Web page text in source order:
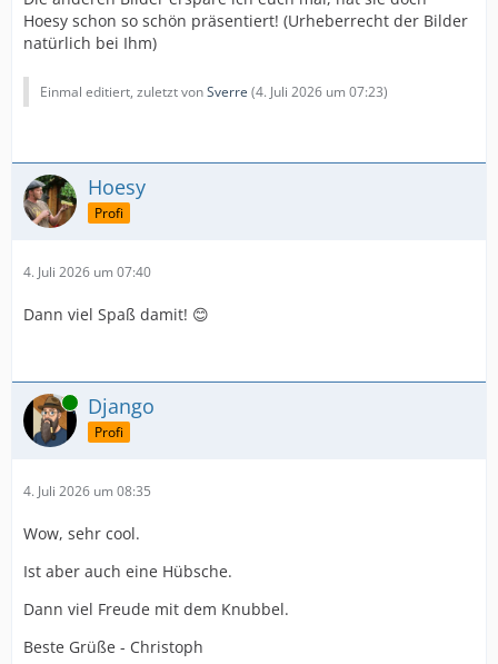
Hoesy schon so schön präsentiert! (Urheberrecht der Bilder
natürlich bei Ihm)
Einmal editiert, zuletzt vonSverre (4. Juli 2026 um 07:23)
Hoesy
Profi
4. Juli 2026 um 07:40
Dann viel Spaß damit! 😊
Online Django
Profi
4. Juli 2026 um 08:35
Wow, sehr cool.
Ist aber auch eine Hübsche.
Dann viel Freude mit dem Knubbel.
Beste Grüße - Christoph